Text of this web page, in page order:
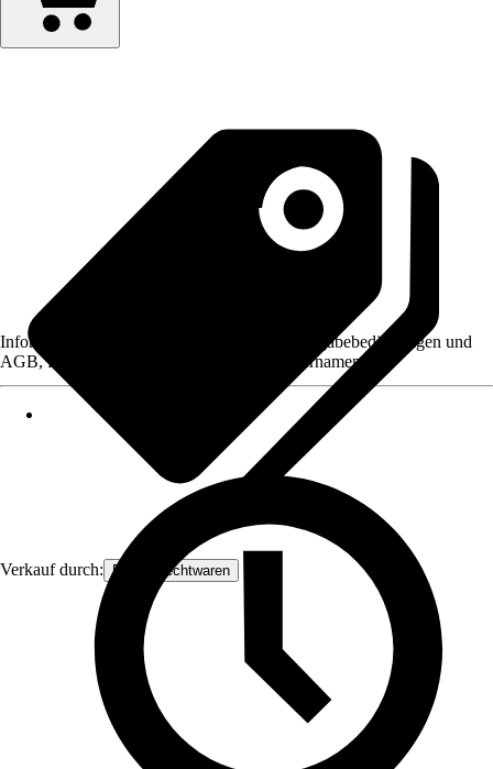
Verkauf durch: Frank Flechtwaren
Informationen des Verkäufers, wie z. B. Rückgabebedingungen und
AGB, finden Sie bei Klick auf den Verkäufernamen.